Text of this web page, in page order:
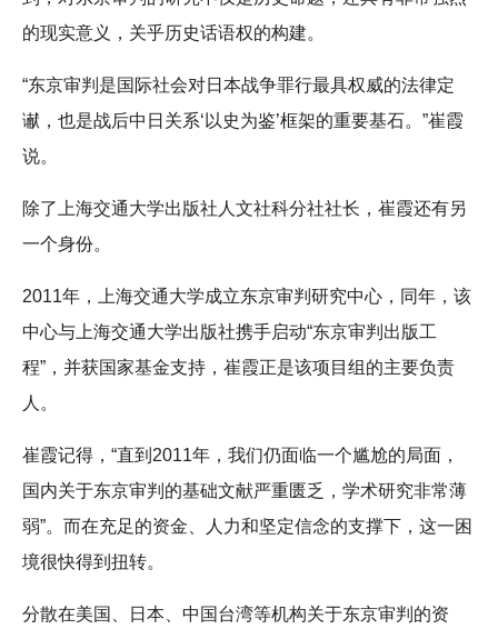
的现实意义，关乎历史话语权的构建。
“东京审判是国际社会对日本战争罪行最具权威的法律定
谳，也是战后中日关系‘以史为鉴’框架的重要基石。”崔霞
说。
除了上海交通大学出版社人文社科分社社长，崔霞还有另
一个身份。
2011年，上海交通大学成立东京审判研究中心，同年，该
中心与上海交通大学出版社携手启动“东京审判出版工
程”，并获国家基金支持，崔霞正是该项目组的主要负责
人。
崔霞记得，“直到2011年，我们仍面临一个尴尬的局面，
国内关于东京审判的基础文献严重匮乏，学术研究非常薄
弱”。而在充足的资金、人力和坚定信念的支撑下，这一困
境很快得到扭转。
分散在美国、日本、中国台湾等机构关于东京审判的资